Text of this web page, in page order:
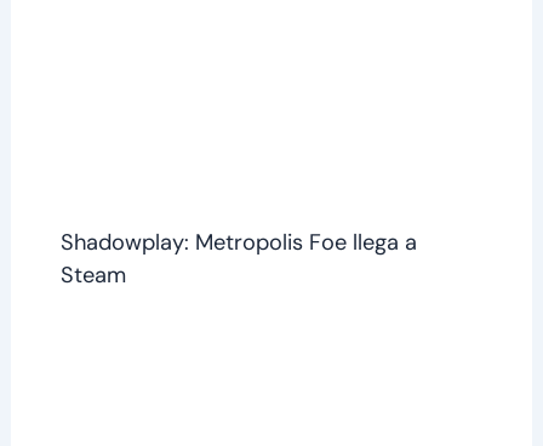
Shadowplay: Metropolis Foe llega a
Steam